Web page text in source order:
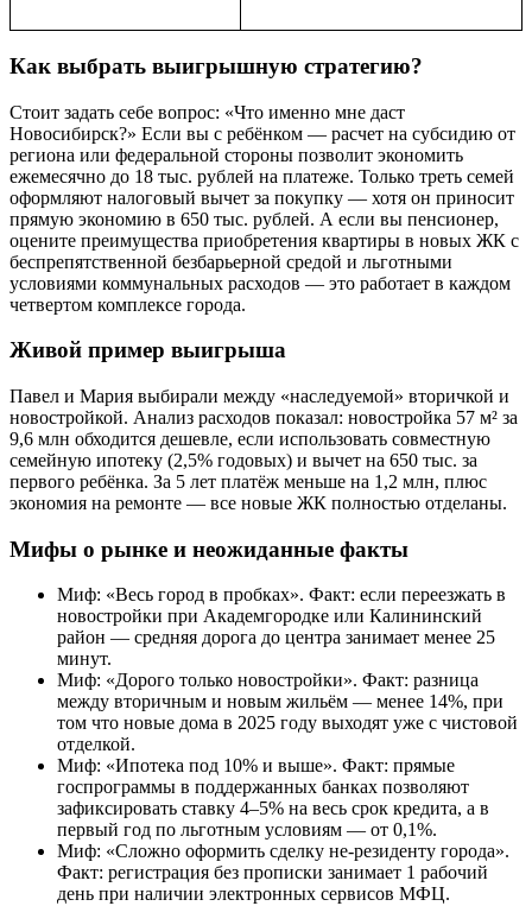
Как выбрать выигрышную стратегию?
Стоит задать себе вопрос: «Что именно мне даст
Новосибирск?» Если вы с ребёнком — расчет на субсидию от
региона или федеральной стороны позволит экономить
ежемесячно до 18 тыс. рублей на платеже. Только треть семей
оформляют налоговый вычет за покупку — хотя он приносит
прямую экономию в 650 тыс. рублей. А если вы пенсионер,
оцените преимущества приобретения квартиры в новых ЖК с
беспрепятственной безбарьерной средой и льготными
условиями коммунальных расходов — это работает в каждом
четвертом комплексе города.
Живой пример выигрыша
Павел и Мария выбирали между «наследуемой» вторичкой и
новостройкой. Анализ расходов показал: новостройка 57 м² за
9,6 млн обходится дешевле, если использовать совместную
семейную ипотеку (2,5% годовых) и вычет на 650 тыс. за
первого ребёнка. За 5 лет платёж меньше на 1,2 млн, плюс
экономия на ремонте — все новые ЖК полностью отделаны.
Мифы о рынке и неожиданные факты
Миф: «Весь город в пробках». Факт: если переезжать в
новостройки при Академгородке или Калининский
район — средняя дорога до центра занимает менее 25
минут.
Миф: «Дорого только новостройки». Факт: разница
между вторичным и новым жильём — менее 14%, при
том что новые дома в 2025 году выходят уже с чистовой
отделкой.
Миф: «Ипотека под 10% и выше». Факт: прямые
госпрограммы в поддержанных банках позволяют
зафиксировать ставку 4–5% на весь срок кредита, а в
первый год по льготным условиям — от 0,1%.
Миф: «Сложно оформить сделку не-резиденту города».
Факт: регистрация без прописки занимает 1 рабочий
день при наличии электронных сервисов МФЦ.